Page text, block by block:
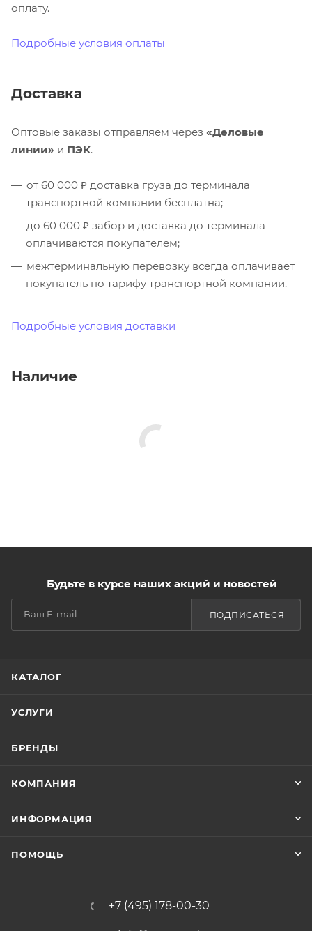
оплату.
Подробные условия оплаты
Доставка
Оптовые заказы отправляем через «Деловые
линии» и ПЭК.
от 60 000 ₽ доставка груза до терминала
транспортной компании бесплатна;
до 60 000 ₽ забор и доставка до терминала
оплачиваются покупателем;
межтерминальную перевозку всегда оплачивает
покупатель по тарифу транспортной компании.
Подробные условия доставки
Наличие
Будьте в курсе наших акций и новостей
ПОДПИСАТЬСЯ
КАТАЛОГ
УСЛУГИ
БРЕНДЫ
КОМПАНИЯ
ИНФОРМАЦИЯ
ПОМОЩЬ
+7 (495) 178-00-30